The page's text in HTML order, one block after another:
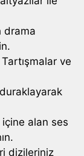
drama
Tartışmalar ve
alan ses
dizileriniz